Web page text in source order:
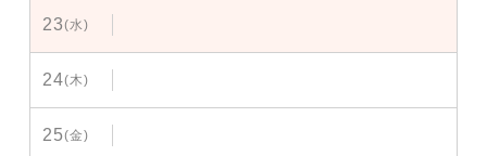
23(水)
24(木)
25(金)